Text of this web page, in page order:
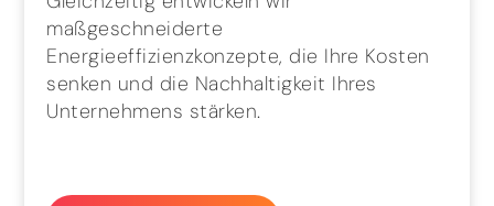
maßgeschneiderte
Energieeffizienzkonzepte, die Ihre Kosten
senken und die Nachhaltigkeit Ihres
Unternehmens stärken.